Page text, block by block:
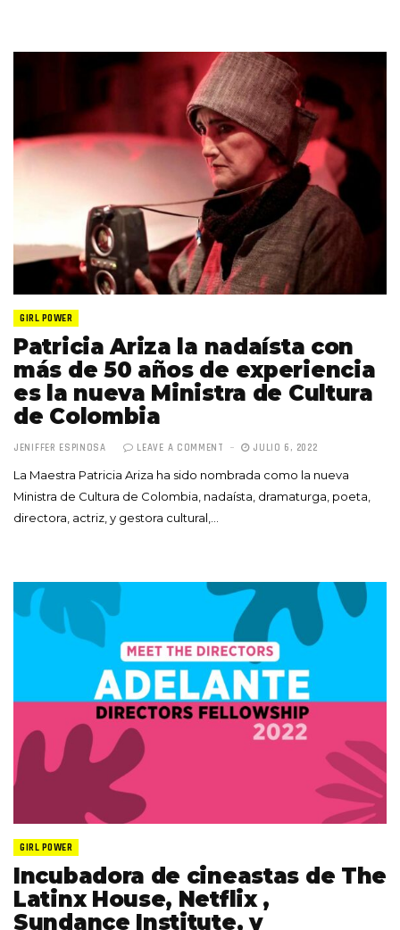
GIRL POWER
Patricia Ariza la nadaísta con
más de 50 años de experiencia
es la nueva Ministra de Cultura
de Colombia
JENIFFER ESPINOSA LEAVE A COMMENT JULIO 6, 2022
La Maestra Patricia Ariza ha sido nombrada como la nueva
Ministra de Cultura de Colombia, nadaísta, dramaturga, poeta,
directora, actriz, y gestora cultural,…
GIRL POWER
Incubadora de cineastas de The
Latinx House, Netflix ,
Sundance Institute, y